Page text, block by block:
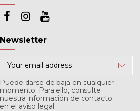
Newsletter
Puede darse de baja en cualquier
momento. Para ello, consulte
nuestra información de contacto
en el aviso legal.